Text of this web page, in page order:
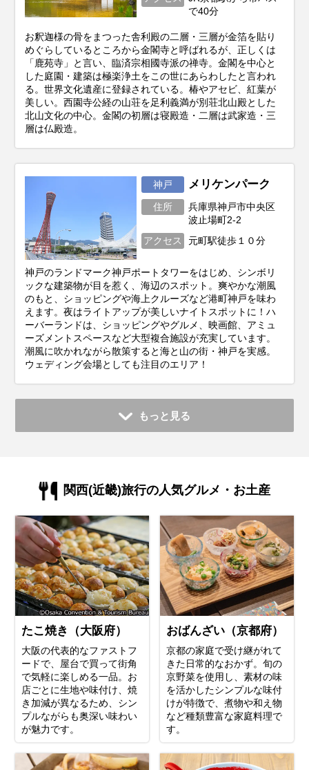
で40分
お釈迦様の骨をまつった舎利殿の二層・三層が金箔を貼り
めぐらしているところから金閣寺と呼ばれるが、正しくは
「鹿苑寺」と言い、臨済宗相國寺派の禅寺。金閣を中心と
した庭園・建築は極楽浄土をこの世にあらわしたと言われ
る。世界文化遺産に登録されている。椿やアセビ、紅葉が
美しい。西園寺公経の山荘を足利義満が別荘北山殿とした
北山文化の中心。金閣の初層は寝殿造・二層は武家造・三
層は仏殿造。
神戸 メリケンパーク
住所
兵庫県神戸市中央区
波止場町2-2
アクセス
元町駅徒歩１０分
神戸のランドマーク神戸ポートタワーをはじめ、シンボリ
ックな建築物が目を惹く、海辺のスポット。爽やかな潮風
のもと、ショッピングや海上クルーズなど港町神戸を味わ
えます。夜はライトアップが美しいナイトスポットに！ハ
ーバーランドは、ショッピングやグルメ、映画館、アミュ
ーズメントスペースなど大型複合施設が充実しています。
潮風に吹かれながら散策すると海と山の街・神戸を実感。
ウェディング会場としても注目のエリア！
もっと見る
関西(近畿)旅行の人気グルメ・お土産
たこ焼き（大阪府）
大阪の代表的なファストフ
ードで、屋台で買って街角
で気軽に楽しめる一品。お
店ごとに生地や味付け、焼
き加減が異なるため、シン
プルながらも奥深い味わい
が魅力です。
おばんざい（京都府）
京都の家庭で受け継がれて
きた日常的なおかず。旬の
京野菜を使用し、素材の味
を活かしたシンプルな味付
けが特徴で、煮物や和え物
など種類豊富な家庭料理で
す。